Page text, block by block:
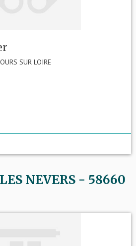
SUR LOIRE
NEVERS - 58660